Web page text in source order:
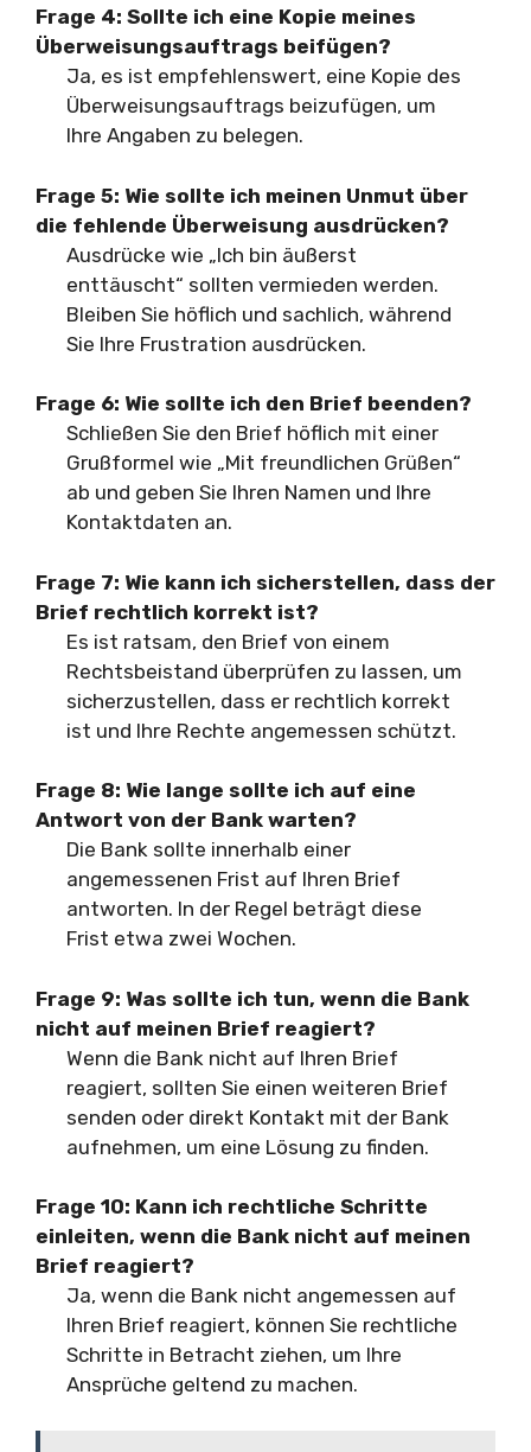
Frage 4: Sollte ich eine Kopie meines
Überweisungsauftrags beifügen?
Ja, es ist empfehlenswert, eine Kopie des
Überweisungsauftrags beizufügen, um
Ihre Angaben zu belegen.
Frage 5: Wie sollte ich meinen Unmut über
die fehlende Überweisung ausdrücken?
Ausdrücke wie „Ich bin äußerst
enttäuscht“ sollten vermieden werden.
Bleiben Sie höflich und sachlich, während
Sie Ihre Frustration ausdrücken.
Frage 6: Wie sollte ich den Brief beenden?
Schließen Sie den Brief höflich mit einer
Grußformel wie „Mit freundlichen Grüßen“
ab und geben Sie Ihren Namen und Ihre
Kontaktdaten an.
Frage 7: Wie kann ich sicherstellen, dass der
Brief rechtlich korrekt ist?
Es ist ratsam, den Brief von einem
Rechtsbeistand überprüfen zu lassen, um
sicherzustellen, dass er rechtlich korrekt
ist und Ihre Rechte angemessen schützt.
Frage 8: Wie lange sollte ich auf eine
Antwort von der Bank warten?
Die Bank sollte innerhalb einer
angemessenen Frist auf Ihren Brief
antworten. In der Regel beträgt diese
Frist etwa zwei Wochen.
Frage 9: Was sollte ich tun, wenn die Bank
nicht auf meinen Brief reagiert?
Wenn die Bank nicht auf Ihren Brief
reagiert, sollten Sie einen weiteren Brief
senden oder direkt Kontakt mit der Bank
aufnehmen, um eine Lösung zu finden.
Frage 10: Kann ich rechtliche Schritte
einleiten, wenn die Bank nicht auf meinen
Brief reagiert?
Ja, wenn die Bank nicht angemessen auf
Ihren Brief reagiert, können Sie rechtliche
Schritte in Betracht ziehen, um Ihre
Ansprüche geltend zu machen.